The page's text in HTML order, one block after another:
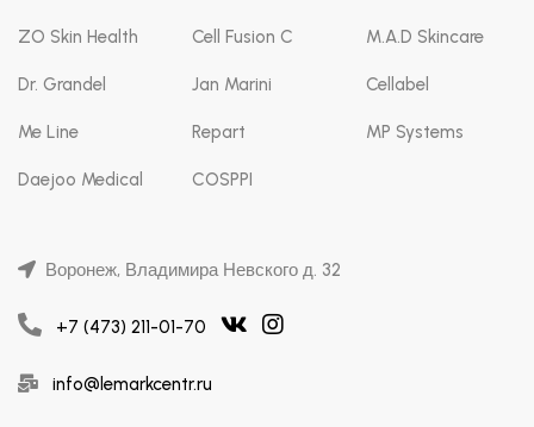
ZO Skin Health Cell Fusion C M.A.D Skincare
Dr. Grandel Jan Marini Cellabel
Me Line Repart MP Systems
Daejoo Medical COSPPI
Воронеж, Владимира Невского д. 32
+7 (473) 211-01-70
info@lemarkcentr.ru